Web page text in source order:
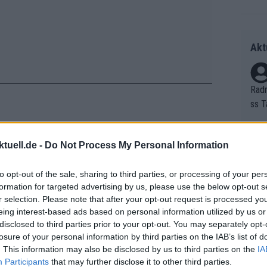
- Do Not Process My Personal Information
opt-out of the sale, sharing to third parties, or processing of your
for targeted advertising by us, please use the below opt-out
selection. Please note that after your opt-out request is processed
interest-based ads based on personal information utilized by us
to third parties prior to your opt-out. You may separately
of your personal information by third parties on the IAB’s list of
This information may also be disclosed by us to third parties on the
Participants that may further disclose it to other third parties.
Rosa bis zum Duell von Jonathan
alle bedeutenden Veränderungen
d’Italia 2026.
Etappe
der letzten Zeit (auf dem Niveau der
für Jonas Vingegaard im Rosa-
ss
as
et.
Auf
V?